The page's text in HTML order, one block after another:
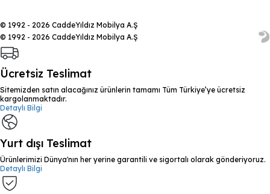
© 1992 - 2026 CaddeYıldız Mobilya A.Ş
© 1992 - 2026 CaddeYıldız Mobilya A.Ş
Ücretsiz Teslimat
Sitemizden satın alacağınız ürünlerin tamamı Tüm Türkiye’ye ücretsiz
kargolanmaktadır.
Detaylı Bilgi
Yurt dışı Teslimat
Ürünlerimizi Dünya'nın her yerine garantili ve sigortalı olarak gönderiyoruz.
Detaylı Bilgi